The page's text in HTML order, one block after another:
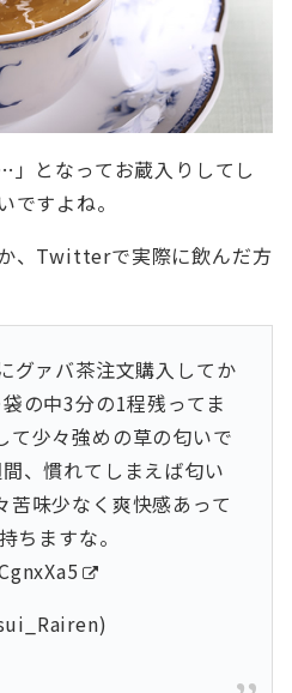
となってお蔵入りしてし
ですよね。
、Twitterで実際に飲んだ方
グァバ茶注文購入してか
の中3分の1程残ってま
て少々強めの草の匂いで
、慣れてしまえば匂い
苦味少なく爽快感あって
ちますな。